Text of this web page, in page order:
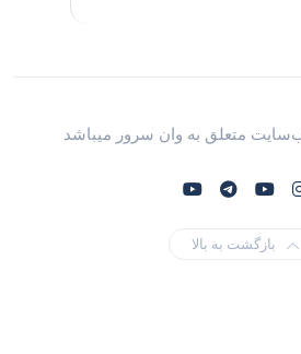
متعلق به وان سرور میباشد
بازگشت به بالا